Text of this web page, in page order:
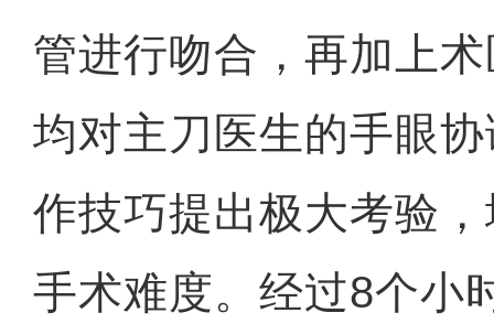
管进行吻合，再加上
均对主刀医生的手眼
作技巧提出极大考验
手术难度。经过8个小